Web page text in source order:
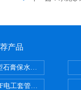
产品
石膏保水率测定仪粉刷
电工套管恒温水浴管材